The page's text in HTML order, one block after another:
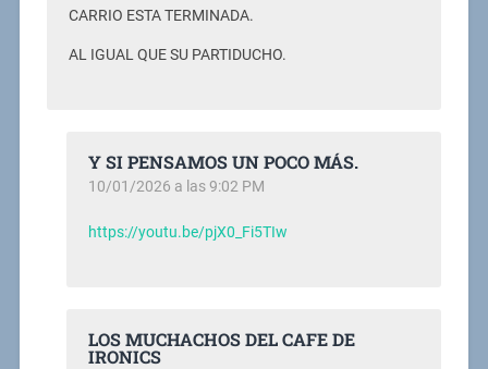
CARRIO ESTA TERMINADA.
AL IGUAL QUE SU PARTIDUCHO.
Y SI PENSAMOS UN POCO MÁS.
10/01/2026 a las 9:02 PM
https://youtu.be/pjX0_Fi5TIw
LOS MUCHACHOS DEL CAFE DE
IRONICS